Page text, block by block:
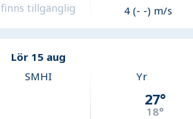
finns tillgänglig
4 (- -) m/s
Lör 15 aug
SMHI Yr
27°
18°